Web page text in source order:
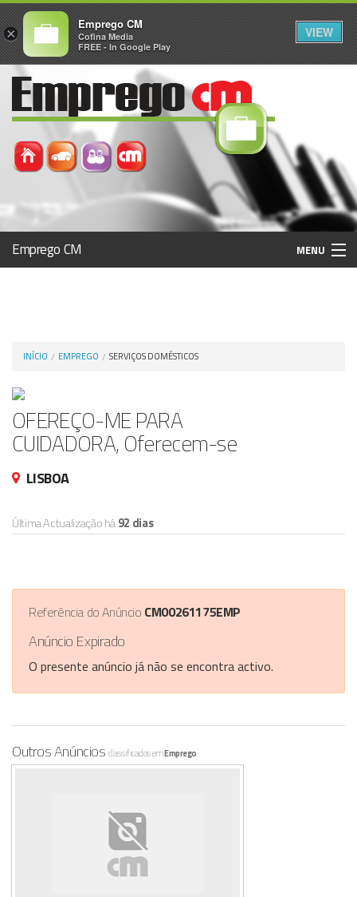
Emprego CM MENU
INÍCIO EMPREGO SERVIÇOS DOMÉSTICOS
OFEREÇO-ME PARA
CUIDADORA, Oferecem-se
LISBOA
Última Actualização há92 dias
Referência do Anúncio CM00261175EMP
Anúncio Expirado
O presente anúncio já não se encontra activo.
Outros Anúncios classificados emEmprego
×
Emprego CM
Cofina Media
FREE - In Google Play
VIEW